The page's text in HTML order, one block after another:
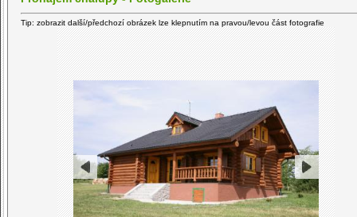
Tip: zobrazit další/předchozí obrázek lze klepnutím na pravou/levou část fotografie